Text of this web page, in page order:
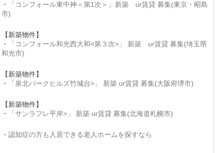
・
「コンフォール東中神＜第1次＞」新築 ur賃貸 募集(東京・昭島
市)
【新築物件】
・
「コンフォール和光西大和<第３次>」 新築 ur賃貸 募集(埼玉県
和光市)
【新築物件】
・
「泉北パークヒルズ竹城台>」 新築 ur賃貸 募集(大阪府堺市)
【新築物件】
・
「サンラフレ平岸>」 新築 ur賃貸 募集(北海道札幌市)
・ 認知症の方も入居できる老人ホームを探すなら